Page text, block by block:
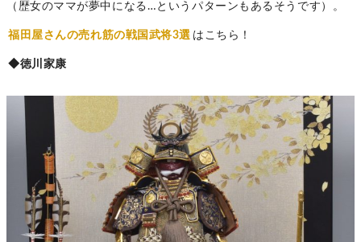
（歴女のママが夢中になる…というパターンもあるそうです）。
福田屋さんの売れ筋の戦国武将3選 はこちら！
◆徳川家康